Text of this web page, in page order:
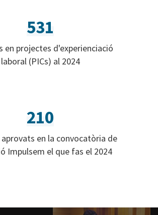
531
en projectes d'experienciació
laboral (PICs) al 2024
210
en la convocatòria de
Impulsem el que fas el 2024